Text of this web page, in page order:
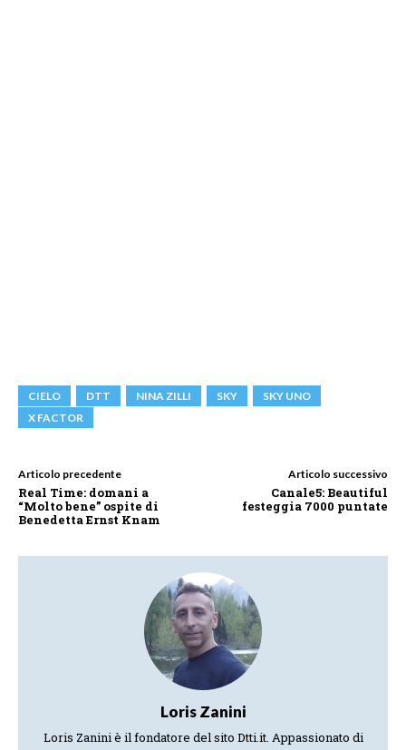
CIELO DTT NINA ZILLI SKY
SKY UNO
X FACTOR
Articolo precedente
Real Time: domani a
“Molto bene” ospite di
Benedetta Ernst Knam
Articolo successivo
Canale5: Beautiful
festeggia 7000 puntate
Loris Zanini
Loris Zanini è il fondatore del sito Dtti.it. Appassionato di